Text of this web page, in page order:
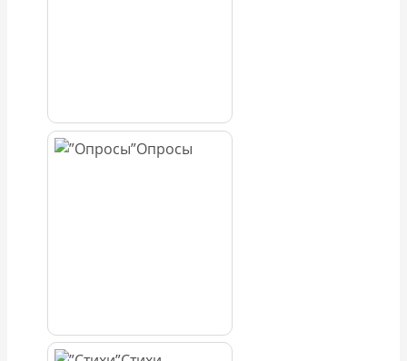
Опросы